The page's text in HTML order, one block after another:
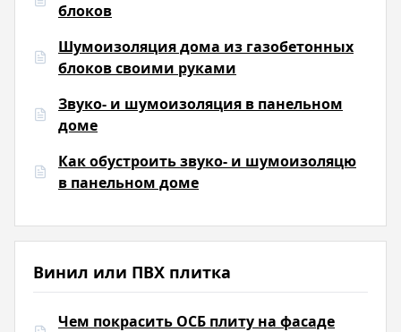
блоков
Шумоизоляция дома из газобетонных
блоков своими руками
Звуко- и шумоизоляция в панельном
доме
Как обустроить звуко- и шумоизоляцю
в панельном доме
Винил или ПВХ плитка
Чем покрасить ОСБ плиту на фасаде